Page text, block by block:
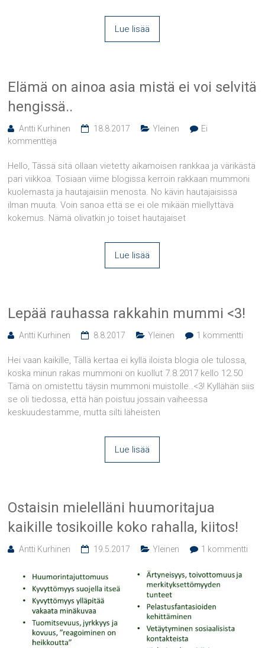
Lue lisää
Elämä on ainoa asia mistä ei voi selvitä
hengissä..
Antti Kurhinen 18.8.2017 Yleinen
Ei
kommentteja
Hello, Tässä sitä ollaan vietetty aikamoisen rankkaa ja värikästä
pari viikkoa. Tosiaan viime blogissa kerroin rakkaan mummoni
kuolemasta ja hautajaisiin menosta. No kävin hautajaisissa
ilman muuta. Voin sanoa että se ei ole mikään miellyttävä
kokemus. Nämä olivatkin jo toiset hautajaiset
Lue lisää
Lepää rauhassa rakkahin mummi <3!
Antti Kurhinen 8.8.2017 Yleinen 1 kommentti
Hei vaan kaikille, Tällä kertaa ei kyllä iloista blogia ole tulossa,
koska minun rakas mummoni on kuollut 7.8.2017 kello 12.50
Tämä on omistettu täysin mummoni muistolle..<3! Kyllähän siis
se oli tiedossa, että hän poistuu jossain vaiheessa
keskuudestamme, mutta silti läheisten
Lue lisää
Ostaisin mielelläni huumoritajua
kaikille tosikoille koko rahalla, kiitos!
Antti Kurhinen 19.5.2017 Yleinen 1 kommentti